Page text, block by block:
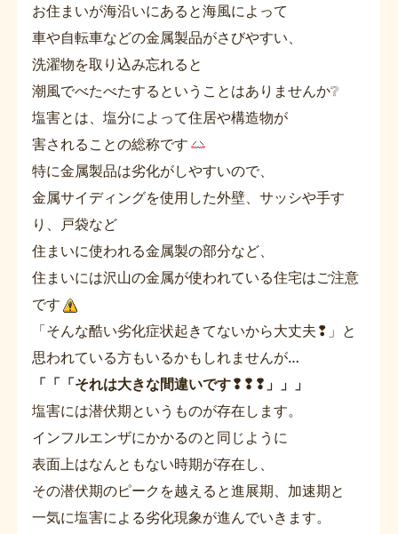
お住まいが海沿いにあると海風によって
車や自転車などの金属製品がさびやすい、
洗濯物を取り込み忘れると
潮風でべたべたするということはありませんか❔
塩害とは、塩分によって住居や構造物が
害されることの総称です
特に金属製品は劣化がしやすいので、
金属サイディングを使用した外壁、サッシや手す
り、戸袋など
住まいに使われる金属製の部分など、
住まいには沢山の金属が使われている住宅はご注意
です
「そんな酷い劣化症状起きてないから大丈夫❢」と
思われている方もいるかもしれませんが…
「「「それは大きな間違いです❢❢❢」」」
塩害には潜伏期というものが存在します。
インフルエンザにかかるのと同じように
表面上はなんともない時期が存在し、
その潜伏期のピークを越えると進展期、加速期と
一気に塩害による劣化現象が進んでいきます。